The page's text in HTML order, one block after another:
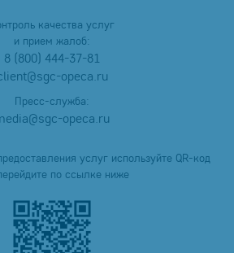
качества услуг
и прием жалоб:
8 (800) 444-37-81
opeca.ru
Пресс-служба:
opeca.ru
услуг используйте QR-код
по ссылке ниже